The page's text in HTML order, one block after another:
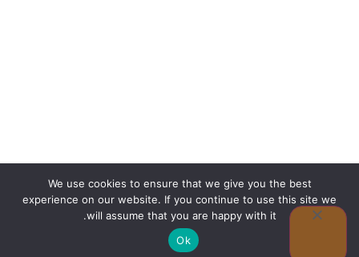
0
We use cookies to ensure that we give you the best
experience on our website. If you continue to use this site we
will assume that you are happy with it.
Ok